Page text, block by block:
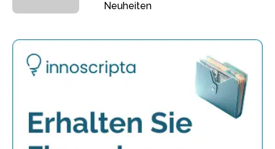
Neuheiten